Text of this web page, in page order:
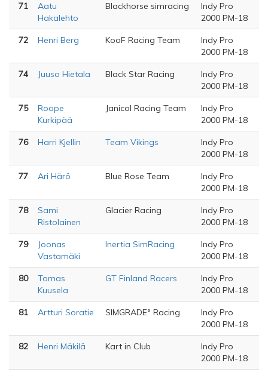
71
Aatu
Hakalehto
Blackhorse simracing
Indy Pro
2000 PM-18
72 Henri Berg KooF Racing Team
Indy Pro
2000 PM-18
74 Juuso Hietala Black Star Racing
Indy Pro
2000 PM-18
75
Roope
Kurkipää
Janicol Racing Team
Indy Pro
2000 PM-18
76 Harri Kjellin Team Vikings
Indy Pro
2000 PM-18
77 Ari Härö Blue Rose Team
Indy Pro
2000 PM-18
78
Sami
Ristolainen
Glacier Racing
Indy Pro
2000 PM-18
79
Joonas
Vastamäki
Inertia SimRacing
Indy Pro
2000 PM-18
80
Tomas
Kuusela
GT Finland Racers
Indy Pro
2000 PM-18
81 Artturi Soratie SIMGRADE° Racing
Indy Pro
2000 PM-18
82 Henri Mäkilä Kart in Club
Indy Pro
2000 PM-18